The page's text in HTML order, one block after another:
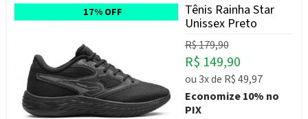
17% OFF
Tênis Rainha Star
Unissex Preto
R$ 179,90
R$ 149,90
ou3xde R$ 49,97
Economize10% no
PIX